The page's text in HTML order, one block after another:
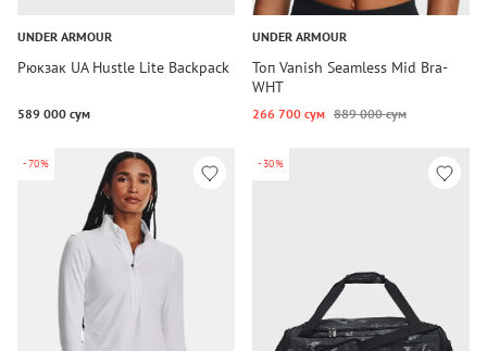
UNDER ARMOUR
Рюкзак UA Hustle Lite Backpack
589 000 сум
UNDER ARMOUR
Топ Vanish Seamless Mid Bra-
WHT
266 700 сум 889 000 сум
-70% -30%